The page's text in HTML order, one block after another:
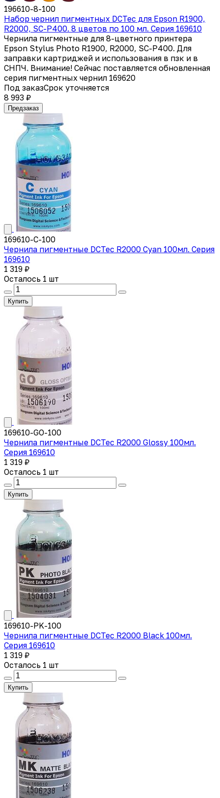
196610-8-100
Набор чернил пигментных DCTec для Epson R1900,
R2000, SC-P400. 8 цветов по 100 мл. Серия 169610
Чернила пигментные для 8-цветного принтера
Epson Stylus Photo R1900, R2000, SC-P400. Для
заправки картриджей и использования в пзк и в
СНПЧ. Внимание! Сейчас поставляется обновленная
серия пигментных чернил 169620
Под заказСрок уточняется
8 993 ₽
Предзаказ
169610-C-100
Чернила пигментные DCTec R2000 Cyan 100мл. Серия
169610
1 319 ₽
Осталось 1 шт
Купить
169610-GO-100
Чернила пигментные DCTec R2000 Glossy 100мл.
Серия 169610
1 319 ₽
Осталось 1 шт
Купить
169610-PK-100
Чернила пигментные DCTec R2000 Black 100мл.
Серия 169610
1 319 ₽
Осталось 1 шт
Купить